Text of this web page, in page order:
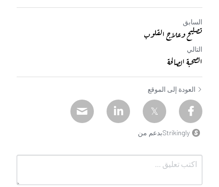
السابق
تصليح وعلاج القلوب
التالي
الصحبة الصالحة
العودة إلى الموقع
Strikinglyبدعم من